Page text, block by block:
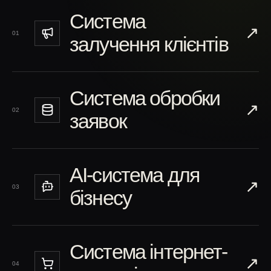
01
Система
залучення клієнтів
↗︎
02
Система обробки
заявок
↗︎
03
AI-система для
бізнесу
↗︎
04
Система інтернет-
↗︎